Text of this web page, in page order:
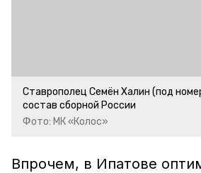
Ставрополец Семён Халин (под
состав сборной России
Фото: МК «Колос»
Впрочем, в Ипатове